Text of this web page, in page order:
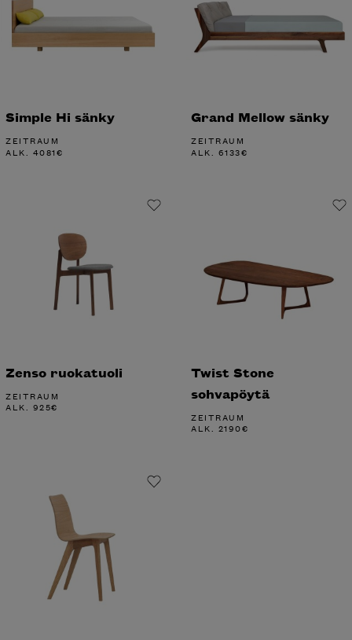
Simple Hi sänky
ZEITRAUM
ALK. 4081€
Grand Mellow sänky
ZEITRAUM
ALK. 6133€
Zenso ruokatuoli
ZEITRAUM
ALK. 925€
Twist Stone
sohvapöytä
ZEITRAUM
ALK. 2190€